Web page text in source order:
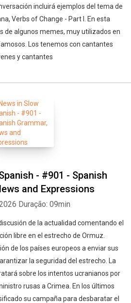
incluirá ejemplos del tema de
Verbs of Change - Part I. En esta
de algunos memes, muy utilizados en
Los tenemos con cantantes
y cantantes
- #901 - Spanish
and Expressions
Duração: 09min
de la actualidad comentando el
libre en el estrecho de Ormuz.
de los países europeos a enviar sus
la seguridad del estrecho. La
sobre los intentos ucranianos por
rusas a Crimea. En los últimos
su campaña para desbaratar el